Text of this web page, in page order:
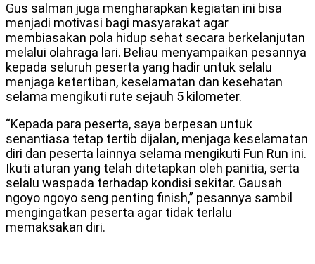
Gus salman juga mengharapkan kegiatan ini bisa
menjadi motivasi bagi masyarakat agar
membiasakan pola hidup sehat secara berkelanjutan
melalui olahraga lari. Beliau menyampaikan pesannya
kepada seluruh peserta yang hadir untuk selalu
menjaga ketertiban, keselamatan dan kesehatan
selama mengikuti rute sejauh 5 kilometer.
“Kepada para peserta, saya berpesan untuk
senantiasa tetap tertib dijalan, menjaga keselamatan
diri dan peserta lainnya selama mengikuti Fun Run ini.
Ikuti aturan yang telah ditetapkan oleh panitia, serta
selalu waspada terhadap kondisi sekitar. Gausah
ngoyo ngoyo seng penting finish,” pesannya sambil
mengingatkan peserta agar tidak terlalu
memaksakan diri.